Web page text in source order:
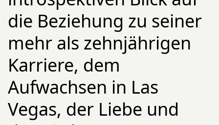
die Beziehung zu seiner
mehr als zehnjährigen
Karriere, dem
Aufwachsen in Las
Vegas, der Liebe und